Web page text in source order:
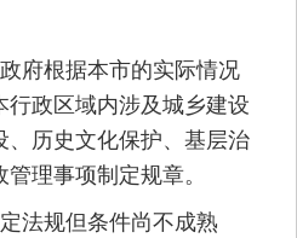
根据本市的实际情况
政区域内涉及城乡建设
历史文化保护、基层治
理事项制定规章。
规但条件尚不成熟